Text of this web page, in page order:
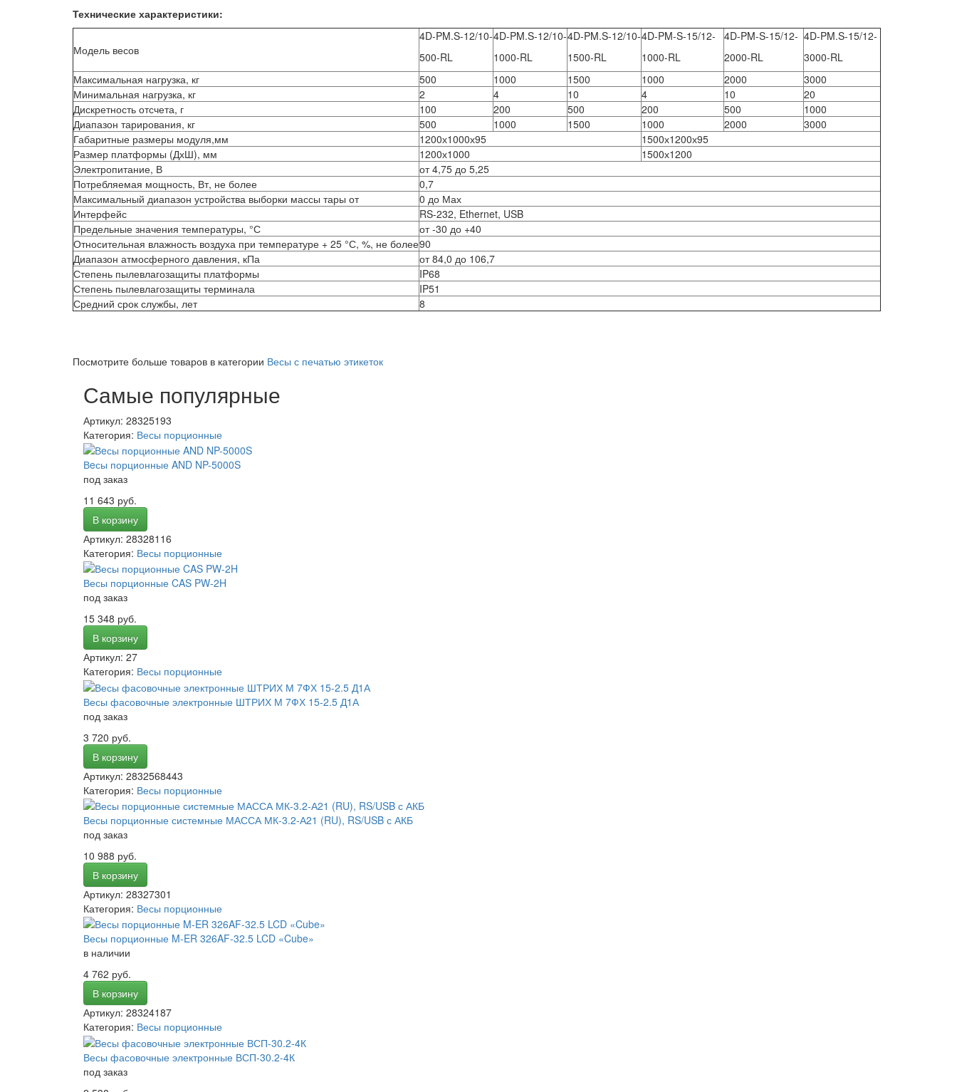
Технические характеристики:
Модель весов
4D-PM.S-12/10-
500-RL
4D-PM.S-12/10-
1000-RL
4D-PM.S-12/10-
1500-RL
4D-PM-S-15/12-
1000-RL
4D-PM-S-15/12-
2000-RL
4D-PM.S-15/12-
3000-RL
Максимальная нагрузка, кг
500 1000 1500 1000 2000
3000
Минимальная нагрузка, кг
2 4 10 4 10
20
Дискретность отсчета, г
100 200 500 200 500
1000
Диапазон тарирования, кг
500 1000 1500 1000 2000
3000
Габаритные размеры модуля,мм
1200х1000х95
1500х1200х95
Размер платформы (ДхШ), мм
1200х1000
1500х1200
Электропитание, В
от 4,75 до 5,25
Потребляемая мощность, Вт, не более
0,7
Максимальный диапазон устройства выборки массы тары от
0 до Мах
Интерфейс
RS-232, Ethernet, USB
Предельные значения температуры, °С
от -30 до +40
Относительная влажность воздуха при температуре + 25 °С, %, не более90
Диапазон атмосферного давления, кПа
от 84,0 до 106,7
Степень пылевлагозащиты платформы
IP68
Степень пылевлагозащиты терминала
IP51
Средний срок службы, лет
8
Посмотрите больше товаров в категории Весы с печатью этикеток
Самые популярные
Артикул: 28325193
Категория: Весы порционные
Вeсы порционные AND NP-5000S
под заказ
11 643 руб.
В корзину
Артикул: 28328116
Категория: Весы порционные
Весы порционные CAS PW-2H
под заказ
15 348 руб.
В корзину
Артикул: 27
Категория: Весы порционные
Весы фасовочные электронные ШТРИХ М 7ФХ 15-2.5 Д1А
под заказ
3 720 руб.
В корзину
Артикул: 2832568443
Категория: Весы порционные
Весы порционные системные МАССА МК-3.2-А21 (RU), RS/USB с АКБ
под заказ
10 988 руб.
В корзину
Артикул: 28327301
Категория: Весы порционные
Весы порционные M-ER 326AF-32.5 LCD «Cube»
в наличии
4 762 руб.
В корзину
Артикул: 28324187
Категория: Весы порционные
Весы фасовочные электронные ВСП-30.2-4К
под заказ